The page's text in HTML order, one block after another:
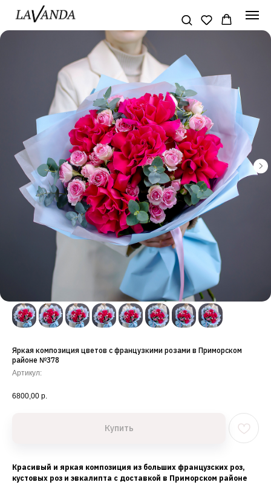
Яркая композиция цветов с французкими розами в Приморском
районе №378
Артикул:
6800,00 р.
Купить
Красивый и яркая композиция из больших французских роз,
кустовых роз и эвкалипта с доставкой в Приморском районе